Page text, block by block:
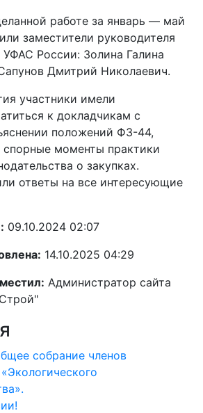
работе за январь — май
заместители руководителя
УФАС России: Золина Галина
Дмитрий Николаевич.
участники имели
к докладчикам с
положений ФЗ-44,
моменты практики
о закупках.
ответы на все интересующие
09.10.2024 02:07
14.10.2025 04:29
Администратор сайта
собрание членов